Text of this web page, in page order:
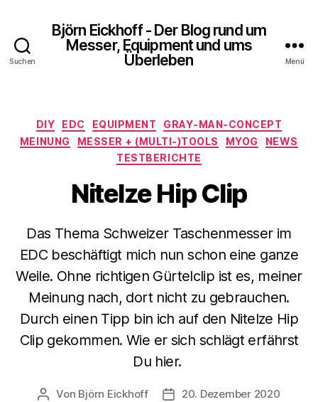
Suchen
Björn Eickhoff - Der Blog rund um
Messer, Equipment und ums
Überleben
Menü
Kategorien
DIY EDC EQUIPMENT
GRAY-MAN-CONCEPT
MEINUNG
MESSER + (MULTI-)TOOLS MYOG
NEWS
TESTBERICHTE
NiteIze Hip Clip
Das Thema Schweizer Taschenmesser im
EDC beschäftigt mich nun schon eine ganze
Weile. Ohne richtigen Gürtelclip ist es, meiner
Meinung nach, dort nicht zu gebrauchen.
Durch einen Tipp bin ich auf den NiteIze Hip
Clip gekommen. Wie er sich schlägt erfährst
Du hier.
Beitragsautor
Von Björn Eickhoff Veröffentlichungsdatum
20. Dezember 2020